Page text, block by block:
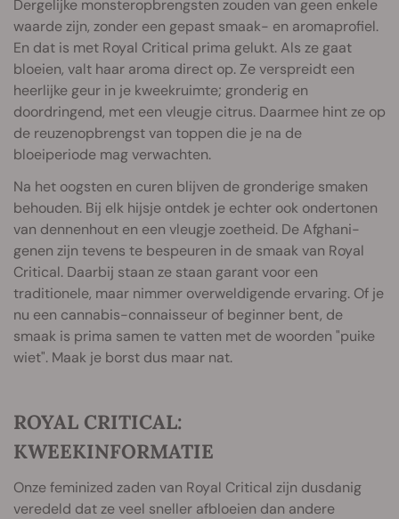
Dergelijke monsteropbrengsten zouden van geen enkele
waarde zijn, zonder een gepast smaak- en aromaprofiel.
En dat is met Royal Critical prima gelukt. Als ze gaat
bloeien, valt haar aroma direct op. Ze verspreidt een
heerlijke geur in je kweekruimte; gronderig en
doordringend, met een vleugje citrus. Daarmee hint ze op
de reuzenopbrengst van toppen die je na de
bloeiperiode mag verwachten.
Na het oogsten en curen blijven de gronderige smaken
behouden. Bij elk hijsje ontdek je echter ook ondertonen
van dennenhout en een vleugje zoetheid. De Afghani-
genen zijn tevens te bespeuren in de smaak van Royal
Critical. Daarbij staan ze staan garant voor een
traditionele, maar nimmer overweldigende ervaring. Of je
nu een cannabis-connaisseur of beginner bent, de
smaak is prima samen te vatten met de woorden "puike
wiet". Maak je borst dus maar nat.
ROYAL CRITICAL:
KWEEKINFORMATIE
Onze feminized zaden van Royal Critical zijn dusdanig
veredeld dat ze veel sneller afbloeien dan andere